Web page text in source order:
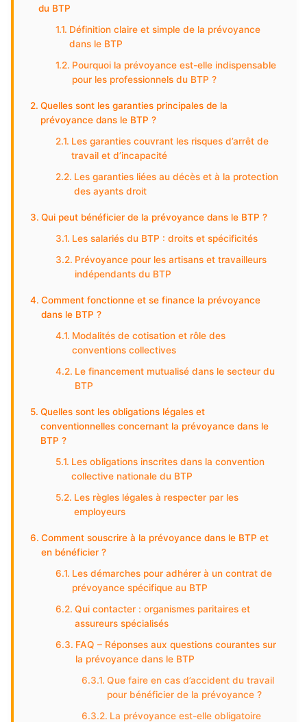
du BTP
Définition claire et simple de la prévoyance
dans le BTP
Pourquoi la prévoyance est-elle indispensable
pour les professionnels du BTP ?
Quelles sont les garanties principales de la
prévoyance dans le BTP ?
Les garanties couvrant les risques d’arrêt de
travail et d’incapacité
Les garanties liées au décès et à la protection
des ayants droit
Qui peut bénéficier de la prévoyance dans le BTP ?
Les salariés du BTP : droits et spécificités
Prévoyance pour les artisans et travailleurs
indépendants du BTP
Comment fonctionne et se finance la prévoyance
dans le BTP ?
Modalités de cotisation et rôle des
conventions collectives
Le financement mutualisé dans le secteur du
BTP
Quelles sont les obligations légales et
conventionnelles concernant la prévoyance dans le
BTP ?
Les obligations inscrites dans la convention
collective nationale du BTP
Les règles légales à respecter par les
employeurs
Comment souscrire à la prévoyance dans le BTP et
en bénéficier ?
Les démarches pour adhérer à un contrat de
prévoyance spécifique au BTP
Qui contacter : organismes paritaires et
assureurs spécialisés
FAQ – Réponses aux questions courantes sur
la prévoyance dans le BTP
Que faire en cas d’accident du travail
pour bénéficier de la prévoyance ?
La prévoyance est-elle obligatoire